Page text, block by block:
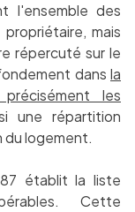
l'ensemble des
mais
répercuté sur le
dans la
les
une répartition
du logement.
établit la liste
Cette